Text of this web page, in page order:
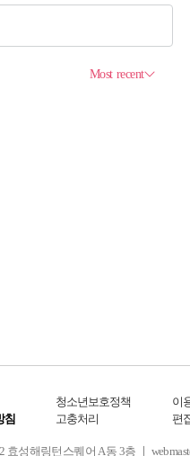
침
청소년보호정책
고충처리
이
편
성해링턴스퀘어 A동 3층 ㅣ